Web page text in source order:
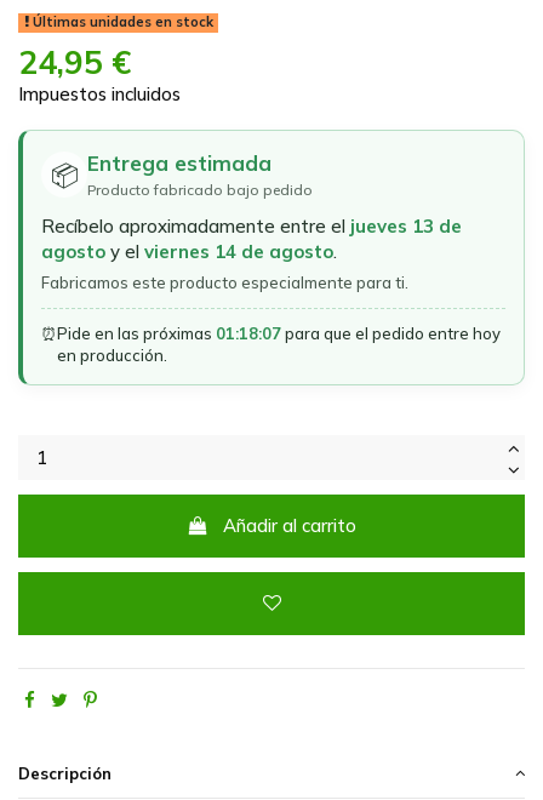
Últimas unidades en stock
24,95 €
Impuestos incluidos
📦 Entrega estimada
Producto fabricado bajo pedido
Recíbelo aproximadamente entre el jueves 13 de
agosto y el viernes 14 de agosto.
Fabricamos este producto especialmente para ti.
⏰Pide en las próximas 01:18:07para que el pedido entre hoy
en producción.
Añadir al carrito
Descripción